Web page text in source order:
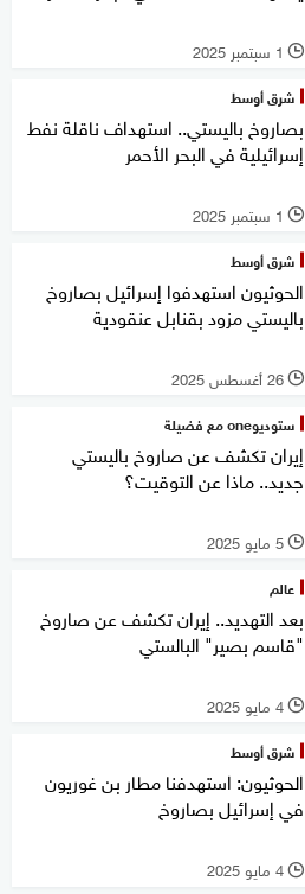
l 1 سبتمبر 2025
شرق أوسط
بصاروخ باليستي.. استهداف ناقلة نفط
إسرائيلية في البحر الأحمر
l 1 سبتمبر 2025
شرق أوسط
الحوثيون استهدفوا إسرائيل بصاروخ
باليستي مزود بقنابل عنقودية
l 26 أغسطس 2025
ستوديوone مع فضيلة
إيران تكشف عن صاروخ باليستي
جديد.. ماذا عن التوقيت؟
l 5 مايو 2025
عالم
بعد التهديد.. إيران تكشف عن صاروخ
"قاسم بصير" البالستي
l 4 مايو 2025
شرق أوسط
الحوثيون: استهدفنا مطار بن غوريون
في إسرائيل بصاروخ
l 4 مايو 2025